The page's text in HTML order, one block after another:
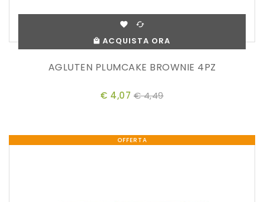
ACQUISTA ORA
AGLUTEN PLUMCAKE BROWNIE 4PZ
€ 4,07 € 4,49
OFFERTA